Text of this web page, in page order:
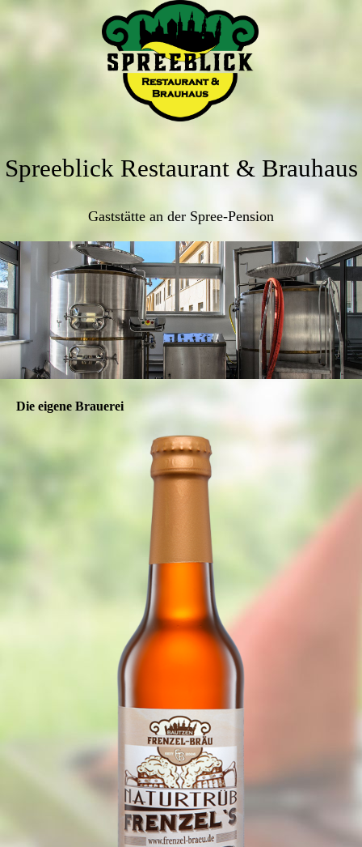
Spreeblick Restaurant & Brauhaus
Gaststätte an der Spree-Pension
Die eigene Brauerei